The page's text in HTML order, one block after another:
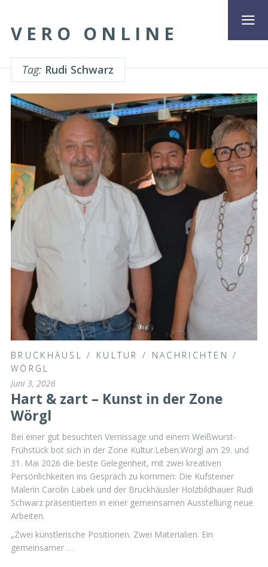
VERO ONLINE
Tag: Rudi Schwarz
BRUCKHÄUSL / KULTUR / NACHRICHTEN /
WÖRGL
Juni 3, 2026
Hart & zart – Kunst in der Zone
Wörgl
Bei einer gut besuchten Vernissage und einem Weißwurst-
Frühstück bot sich in der Zone Kultur.Leben.Wörgl am 29. und
31. Mai 2026 die beste Gelegenheit, mit zwei kreativen
Persönlichkeiten ins Gespräch zu kommen: Die Kufsteiner
Malerin Carolin Labek und der Bruckhäusler Holzbildhauer Rudi
Schwarz präsentierten in einer gemeinsamen Ausstellung neue
Arbeiten.
„Zwei künstlerische Positionen. Zwei Materialien. Ein
gemeinsamer …